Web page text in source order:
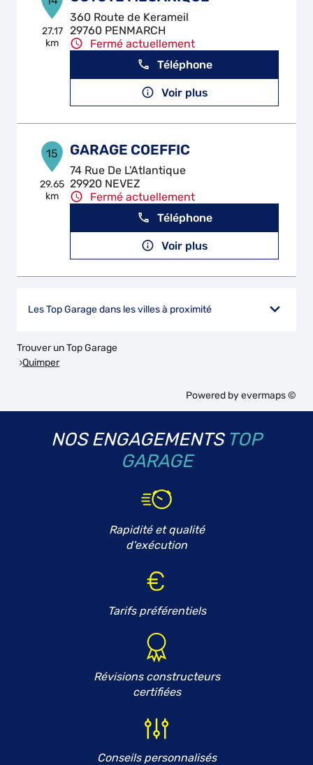
27.17
km
360 Route de Kerameil
29760 PENMARCH
Fermé actuellement
Téléphone
Voir plus
15
29.65
km
GARAGE COEFFIC
74 Rue De L'Atlantique
29920 NEVEZ
Fermé actuellement
Téléphone
Voir plus
Les Top Garage dans les villes à proximité
Trouver un Top Garage
Quimper
Powered byevermaps ©
NOS ENGAGEMENTS TOP
GARAGE
Rapidité et qualité
d'exécution
Tarifs préférentiels
Révisions constructeurs
certifiées
Conseils personnalisés